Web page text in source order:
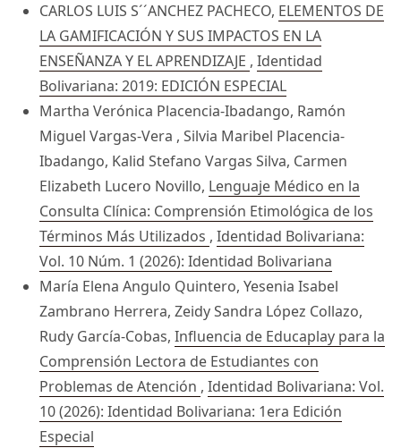
CARLOS LUIS S´´ANCHEZ PACHECO, ELEMENTOS DE
LA GAMIFICACIÓN Y SUS IMPACTOS EN LA
ENSEÑANZA Y EL APRENDIZAJE , Identidad
Bolivariana: 2019: EDICIÓN ESPECIAL
Martha Verónica Placencia-Ibadango, Ramón
Miguel Vargas-Vera , Silvia Maribel Placencia-
Ibadango, Kalid Stefano Vargas Silva, Carmen
Elizabeth Lucero Novillo, Lenguaje Médico en la
Consulta Clínica: Comprensión Etimológica de los
Términos Más Utilizados , Identidad Bolivariana:
Vol. 10 Núm. 1 (2026): Identidad Bolivariana
María Elena Angulo Quintero, Yesenia Isabel
Zambrano Herrera, Zeidy Sandra López Collazo,
Rudy García-Cobas, Influencia de Educaplay para la
Comprensión Lectora de Estudiantes con
Problemas de Atención , Identidad Bolivariana: Vol.
10 (2026): Identidad Bolivariana: 1era Edición
Especial